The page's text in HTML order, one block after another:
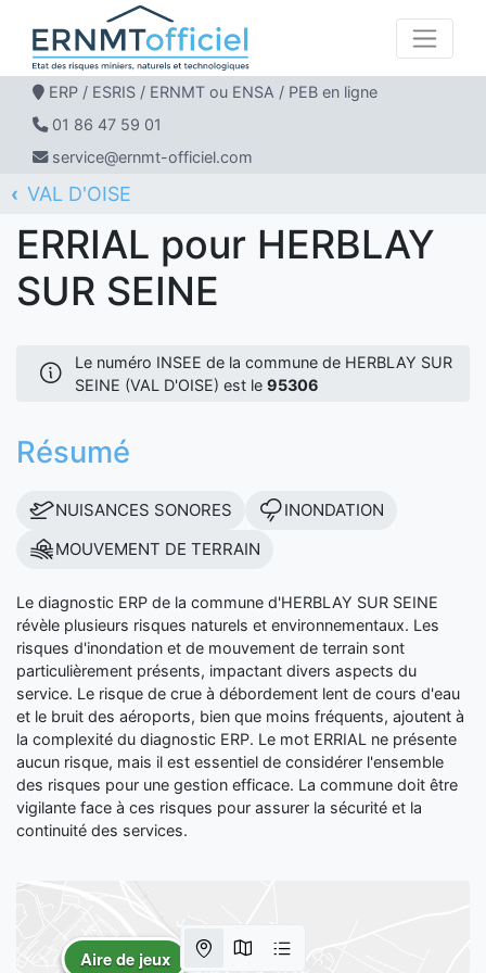
ERP / ESRIS / ERNMT ou ENSA / PEB en ligne
01 86 47 59 01
service@ernmt-officiel.com
ERNMT Officiel
ERRIAL
VAL D'OISE
HERBLAY SUR SEINE
ERRIAL pour HERBLAY
SUR SEINE
Le numéro INSEE de la commune de HERBLAY SUR
SEINE (VAL D'OISE) est le 95306
Résumé
NUISANCES SONORES
INONDATION
MOUVEMENT DE TERRAIN
Le diagnostic ERP de la commune d'HERBLAY SUR SEINE
révèle plusieurs risques naturels et environnementaux. Les
risques d'inondation et de mouvement de terrain sont
particulièrement présents, impactant divers aspects du
service. Le risque de crue à débordement lent de cours d'eau
et le bruit des aéroports, bien que moins fréquents, ajoutent à
la complexité du diagnostic ERP. Le mot ERRIAL ne présente
aucun risque, mais il est essentiel de considérer l'ensemble
des risques pour une gestion efficace. La commune doit être
vigilante face à ces risques pour assurer la sécurité et la
continuité des services.
Aire de jeux